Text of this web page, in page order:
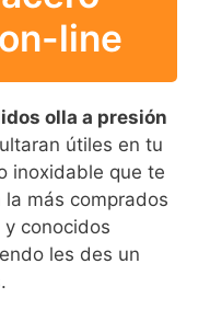
line
olla a presión
útiles en tu
inoxidable que te
más comprados
conocidos
les des un